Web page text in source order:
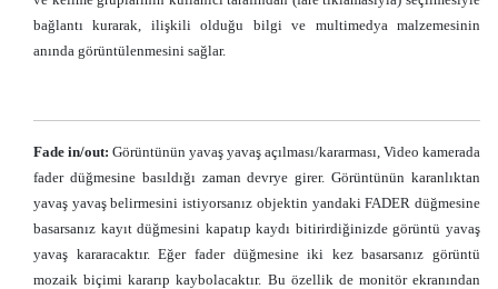
bağlantı kurarak, ilişkili olduğu bilgi ve multimedya malzemesinin
anında görüntülenmesini sağlar.
Fade in/out: Görüntünün yavaş yavaş açılması/kararması, Video kamerada
fader düğmesine basıldığı zaman devrye girer. Görüntünün karanlıktan
yavaş yavaş belirmesini istiyorsanız objektin yandaki FADER düğmesine
basarsanız kayıt düğmesini kapatıp kaydı bitirirdiğinizde görüntü yavaş
yavaş kararacaktır. Eğer fader düğmesine iki kez basarsanız görüntü
mozaik biçimi kararıp kaybolacaktır. Bu özellik de monitör ekranından